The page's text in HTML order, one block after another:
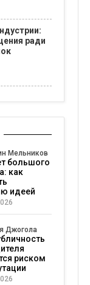
ради
Мельников
большого
как
идеей
Джогола
риском